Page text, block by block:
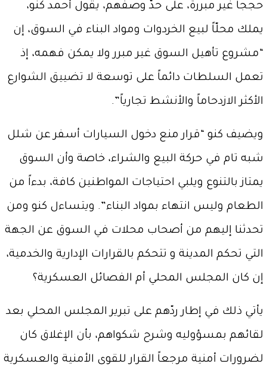
حججاً غير مبررة، على حدّ وصفهم، يقول أحمد كنو،
يملك محلّاً لبيع الخردوات ومواد البناء في السوق، إن
“مشروع تأهيل السوق غير مبرر ولا يمكن فهمه، إذ
تعمل السلطات دائماً على توسعة لا تضييق الشوارع
الأكثر الازدحاماً والأنشط تجارياً”.
ويضيف كنو “قرار منع دخول السيارات أسفر عن شلل
شبه تام في حركة البيع والشراء، خاصة وأن السوق
يمتاز بالتنوع ويلبي احتياجات المواطنين كافة، بدءاً من
الطعام وليس انتهاء بمواد البناء”. ويتساءل كنو ومن
تحدثنا إليهم من أصحاب محلات في السوق عن الجهة
التي تحكم المدينة و تتحكم بالقرارات الإدارية والخدمية،
إن كان المجلس المحلي أم الفصائل العسكرية؟
يأتي ذلك في إطار ردّهم على تبرير المجلس المحلي بعد
لقائهم بمسؤوليه وشرح شكواهم، بأن الإغلاق كان
لضرورات أمنية مرجعاً القرار للقوى الأمنية والعسكرية